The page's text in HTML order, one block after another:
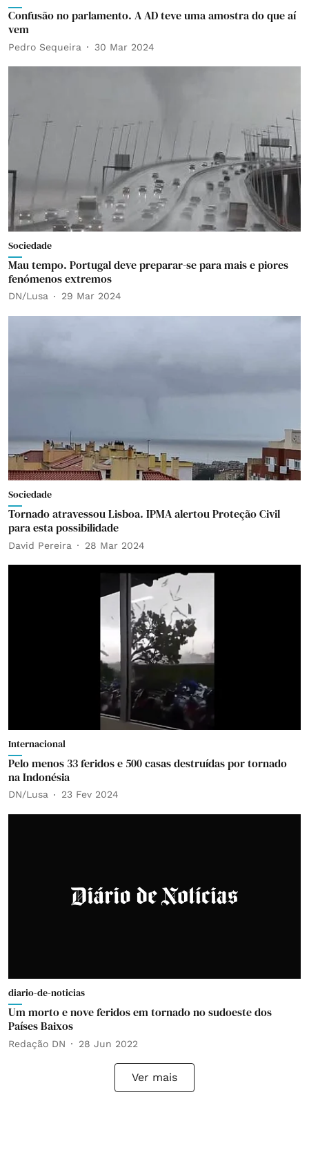
Confusão no parlamento. A AD teve uma amostra do que aí
vem
Pedro Sequeira 30 Mar 2024
Sociedade
Mau tempo. Portugal deve preparar-se para mais e piores
fenómenos extremos
DN/Lusa 29 Mar 2024
Sociedade
Tornado atravessou Lisboa. IPMA alertou Proteção Civil
para esta possibilidade
David Pereira 28 Mar 2024
Internacional
Pelo menos 33 feridos e 500 casas destruídas por tornado
na Indonésia
DN/Lusa 23 Fev 2024
diario-de-noticias
Um morto e nove feridos em tornado no sudoeste dos
Países Baixos
Redação DN 28 Jun 2022
Ver mais